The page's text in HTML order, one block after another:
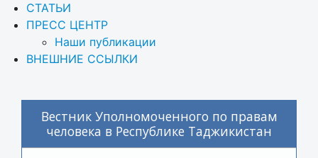
СТАТЬИ
ПРЕСС ЦЕНТР
Наши публикации
ВНЕШНИЕ ССЫЛКИ
Вестник Уполномоченного по правам
человека в Республике Таджикистан